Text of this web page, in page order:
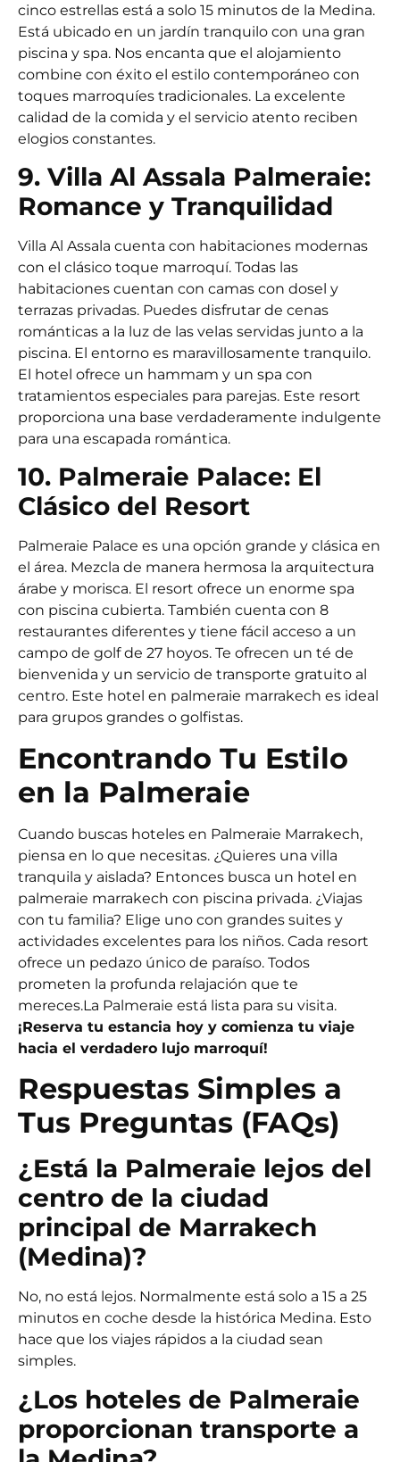
cinco estrellas está a solo 15 minutos de la Medina.
Está ubicado en un jardín tranquilo con una gran
piscina y spa. Nos encanta que el alojamiento
combine con éxito el estilo contemporáneo con
toques marroquíes tradicionales. La excelente
calidad de la comida y el servicio atento reciben
elogios constantes.
9. Villa Al Assala Palmeraie:
Romance y Tranquilidad
Villa Al Assala cuenta con habitaciones modernas
con el clásico toque marroquí. Todas las
habitaciones cuentan con camas con dosel y
terrazas privadas. Puedes disfrutar de cenas
románticas a la luz de las velas servidas junto a la
piscina. El entorno es maravillosamente tranquilo.
El hotel ofrece un hammam y un spa con
tratamientos especiales para parejas. Este resort
proporciona una base verdaderamente indulgente
para una escapada romántica.
10. Palmeraie Palace: El
Clásico del Resort
Palmeraie Palace es una opción grande y clásica en
el área. Mezcla de manera hermosa la arquitectura
árabe y morisca. El resort ofrece un enorme spa
con piscina cubierta. También cuenta con 8
restaurantes diferentes y tiene fácil acceso a un
campo de golf de 27 hoyos. Te ofrecen un té de
bienvenida y un servicio de transporte gratuito al
centro. Este hotel en palmeraie marrakech es ideal
para grupos grandes o golfistas.
Encontrando Tu Estilo
en la Palmeraie
Cuando buscas hoteles en Palmeraie Marrakech,
piensa en lo que necesitas. ¿Quieres una villa
tranquila y aislada? Entonces busca un hotel en
palmeraie marrakech con piscina privada. ¿Viajas
con tu familia? Elige uno con grandes suites y
actividades excelentes para los niños. Cada resort
ofrece un pedazo único de paraíso. Todos
prometen la profunda relajación que te
mereces.La Palmeraie está lista para su visita.
¡Reserva tu estancia hoy y comienza tu viaje
hacia el verdadero lujo marroquí!
Respuestas Simples a
Tus Preguntas (FAQs)
¿Está la Palmeraie lejos del
centro de la ciudad
principal de Marrakech
(Medina)?
No, no está lejos. Normalmente está solo a 15 a 25
minutos en coche desde la histórica Medina. Esto
hace que los viajes rápidos a la ciudad sean
simples.
¿Los hoteles de Palmeraie
proporcionan transporte a